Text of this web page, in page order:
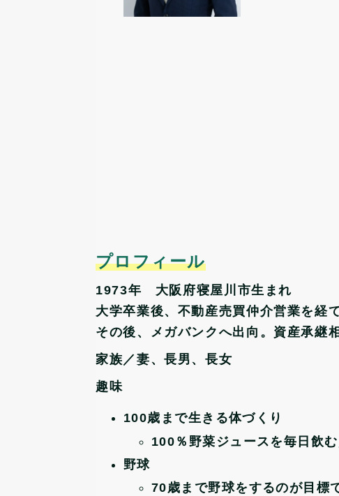
プロフィール
1973年 大阪府寝屋川市生まれ
大学卒業後、不動産売買仲介営業を経
その後、メガバンクへ出向。資産承継
家族／妻、長男、長女
趣味
100歳まで生きる体づくり
100％野菜ジュースを毎日飲
野球
70歳まで野球をするのが目標